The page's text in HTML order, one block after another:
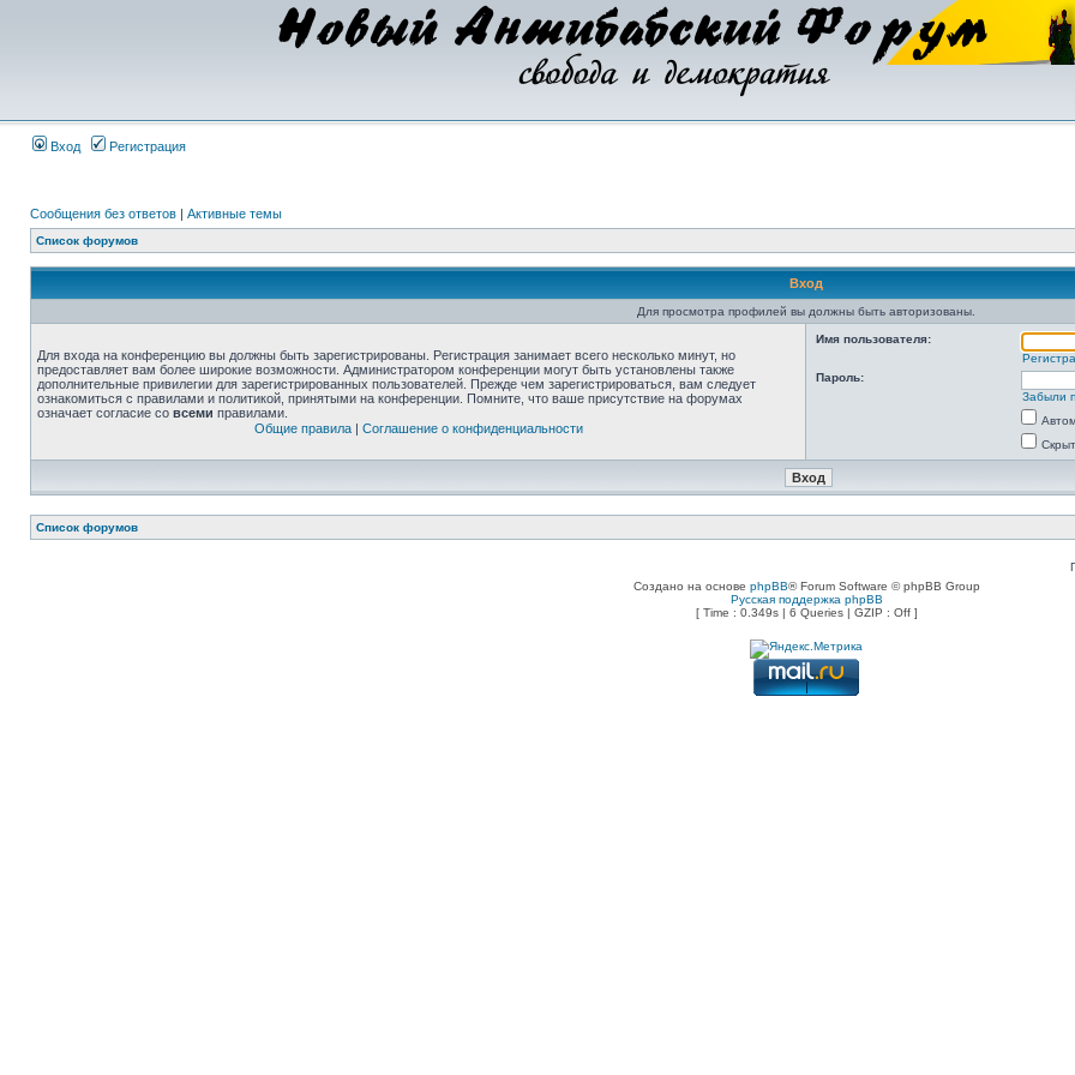
Вход Регистрация
Сообщения без ответов | Активные темы
Список форумов
Вход
Для просмотра профилей вы должны быть авторизованы.
Для входа на конференцию вы должны быть зарегистрированы. Регистрация занимает всего несколько минут, но
предоставляет вам более широкие возможности. Администратором конференции могут быть установлены также
дополнительные привилегии для зарегистрированных пользователей. Прежде чем зарегистрироваться, вам следует
ознакомиться с правилами и политикой, принятыми на конференции. Помните, что ваше присутствие на форумах
означает согласие со всеми правилами.
Общие правила| Соглашение о конфиденциальности
Имя пользователя:
Пароль:
Забыли
Список форумов
Создано на основе phpBB® Forum Software © phpBB Group
Русская поддержка phpBB
[ Time : 0.349s | 6 Queries | GZIP : Off ]